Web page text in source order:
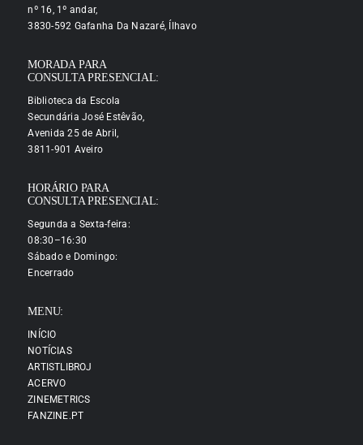
nº 16, 1º andar,
3830-592 Gafanha Da Nazaré, Ílhavo
MORADA PARA
CONSULTA PRESENCIAL:
Biblioteca da Escola
Secundária José Estêvão,
Avenida 25 de Abril,
3811-901 Aveiro
HORÁRIO PARA
CONSULTA PRESENCIAL:
Segunda a Sexta-feira:
08:30–16:30
Sábado e Domingo:
Encerrado
MENU:
INÍCIO
NOTÍCIAS
ARTISTLIBROJ
ACERVO
ZINEMETRICS
FANZINE.PT